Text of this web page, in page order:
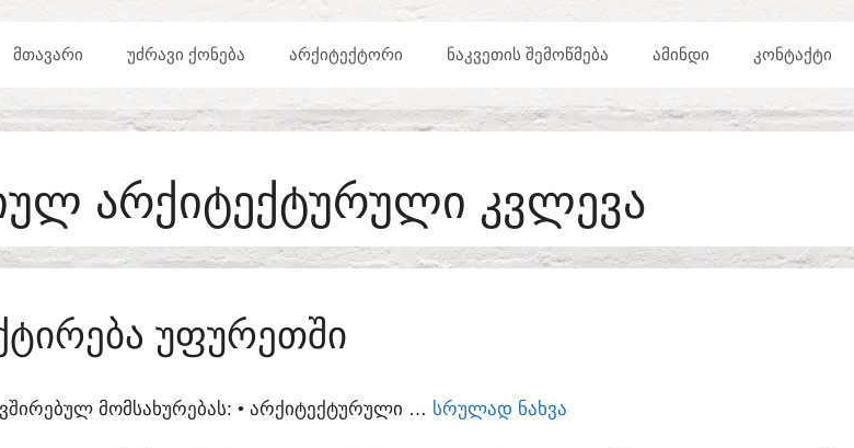
ᲛᲗᲐᲕᲐᲠᲘ ᲣᲫᲠᲐᲕᲘ ᲥᲝᲜᲔᲑᲐ ᲐᲠᲥᲘᲢᲔᲥᲢᲝᲠᲘ ᲜᲐᲙᲕᲔᲗᲘᲡ ᲨᲔᲛᲝᲬᲛᲔᲑᲐ ᲐᲛᲘᲜᲓᲘ ᲙᲝᲜᲢᲐᲥᲢᲘ
ᲐᲠᲥᲘᲢᲔᲥᲢᲣᲠᲣᲚᲘ ᲙᲕᲚᲔᲕᲐ
ᲣᲤᲣᲠᲔᲗᲨᲘ
ᲛᲝᲛᲡᲐᲮᲣᲠᲔᲑᲐᲡ:​ • ᲐᲠᲥᲘᲢᲔᲥᲢᲣᲠᲣᲚᲘ … ᲡᲠᲣᲚᲐᲓ ᲜᲐᲮᲕᲐ